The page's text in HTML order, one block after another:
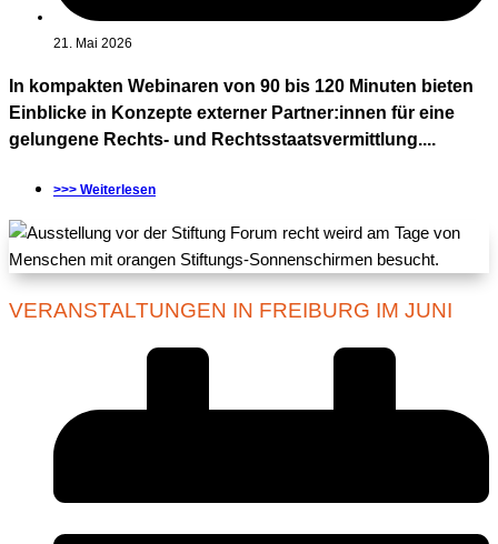
21. Mai 2026
In kompakten Webinaren von 90 bis 120 Minuten bieten
Einblicke in Konzepte externer Partner:innen für eine
gelungene Rechts- und Rechtsstaatsvermittlung....
>>> Weiterlesen
VERANSTALTUNGEN IN FREIBURG IM JUNI